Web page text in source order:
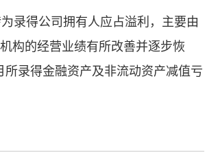
录得公司拥有人应占溢利，主要由
构的经营业绩有所改善并逐步恢
录得金融资产及非流动资产减值亏